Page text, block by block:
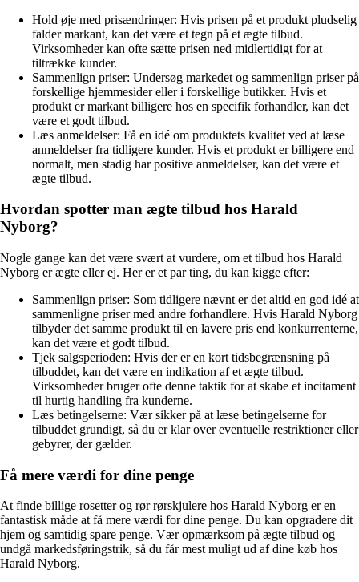
Hold øje med prisændringer: Hvis prisen på et produkt pludselig
falder markant, kan det være et tegn på et ægte tilbud.
Virksomheder kan ofte sætte prisen ned midlertidigt for at
tiltrække kunder.
Sammenlign priser: Undersøg markedet og sammenlign priser på
forskellige hjemmesider eller i forskellige butikker. Hvis et
produkt er markant billigere hos en specifik forhandler, kan det
være et godt tilbud.
Læs anmeldelser: Få en idé om produktets kvalitet ved at læse
anmeldelser fra tidligere kunder. Hvis et produkt er billigere end
normalt, men stadig har positive anmeldelser, kan det være et
ægte tilbud.
Hvordan spotter man ægte tilbud hos Harald
Nyborg?
Nogle gange kan det være svært at vurdere, om et tilbud hos Harald
Nyborg er ægte eller ej. Her er et par ting, du kan kigge efter:
Sammenlign priser: Som tidligere nævnt er det altid en god idé at
sammenligne priser med andre forhandlere. Hvis Harald Nyborg
tilbyder det samme produkt til en lavere pris end konkurrenterne,
kan det være et godt tilbud.
Tjek salgsperioden: Hvis der er en kort tidsbegrænsning på
tilbuddet, kan det være en indikation af et ægte tilbud.
Virksomheder bruger ofte denne taktik for at skabe et incitament
til hurtig handling fra kunderne.
Læs betingelserne: Vær sikker på at læse betingelserne for
tilbuddet grundigt, så du er klar over eventuelle restriktioner eller
gebyrer, der gælder.
Få mere værdi for dine penge
At finde billige rosetter og rør rørskjulere hos Harald Nyborg er en
fantastisk måde at få mere værdi for dine penge. Du kan opgradere dit
hjem og samtidig spare penge. Vær opmærksom på ægte tilbud og
undgå markedsføringstrik, så du får mest muligt ud af dine køb hos
Harald Nyborg.